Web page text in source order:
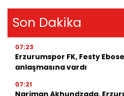
Son Dakika
07:23
Erzurumspor FK, Festy
anlaşmasına vardı
07:21
Nariman Akhundzada,